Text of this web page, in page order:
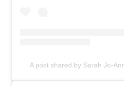
A post shared by Sarah Jo-